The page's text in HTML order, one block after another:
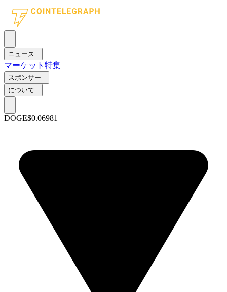
ニュース
マーケット 特集
スポンサー
について
DOGE$0.06981